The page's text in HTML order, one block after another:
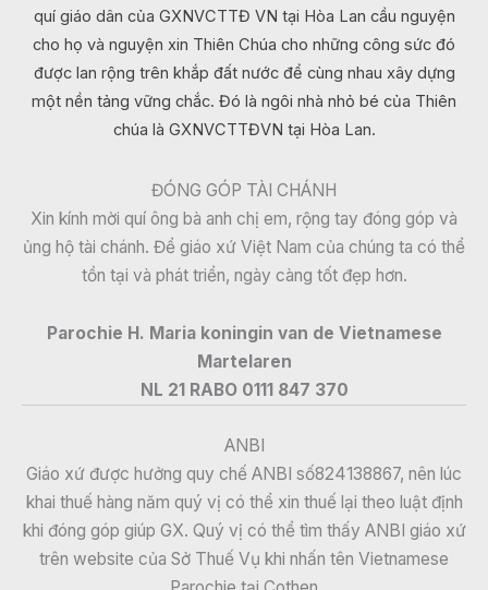
quí giáo dân của GXNVCTTĐ VN tại Hòa Lan cầu nguyện
cho họ và nguyện xin Thiên Chúa cho những công sức đó
được lan rộng trên khắp đất nước để cùng nhau xây dựng
một nền tảng vững chắc. Đó là ngôi nhà nhỏ bé của Thiên
chúa là GXNVCTTĐVN tại Hòa Lan.
ĐÓNG GÓP TÀI CHÁNH
Xin kính mời quí ông bà anh chị em, rộng tay đóng góp và
ủng hộ tài chánh. Để giáo xứ Việt Nam của chúng ta có thể
tồn tại và phát triển, ngày càng tốt đẹp hơn.
Parochie H. Maria koningin van de Vietnamese
Martelaren
NL 21 RABO 0111 847 370
ANBI
Giáo xứ được hưởng quy chế ANBI số824138867, nên lúc
khai thuế hàng năm quý vị có thể xin thuế lại theo luật định
khi đóng góp giúp GX. Quý vị có thể tìm thấy ANBI giáo xứ
trên website của Sở Thuế Vụ khi nhấn tên Vietnamese